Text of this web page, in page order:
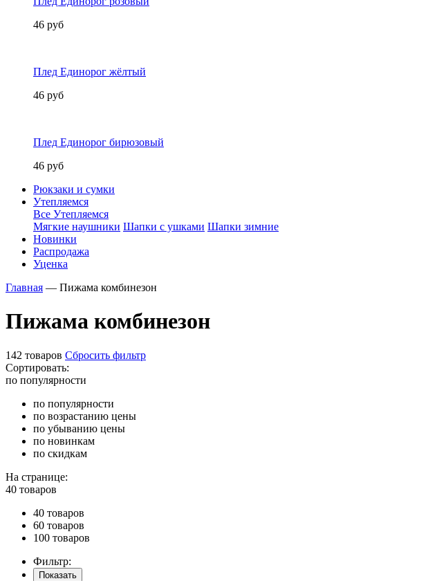
46 руб
Плед Единорог жёлтый
46 руб
Плед Единорог бирюзовый
46 руб
Рюкзаки и сумки
Утепляемся
Все Утепляемся
Мягкие наушники Шапки с ушками Шапки зимние
Новинки
Распродажа
Уценка
Главная — Пижама комбинезон
Пижама комбинезон
142 товаров Сбросить фильтр
Сортировать:
по популярности
по популярности
по возрастанию цены
по убыванию цены
по новинкам
по скидкам
На странице:
40 товаров
40 товаров
60 товаров
100 товаров
Фильтр:
Показать